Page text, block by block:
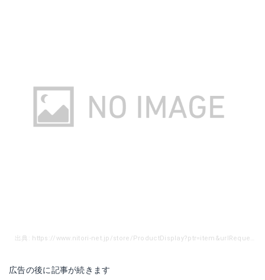
広告の後に記事が続きます